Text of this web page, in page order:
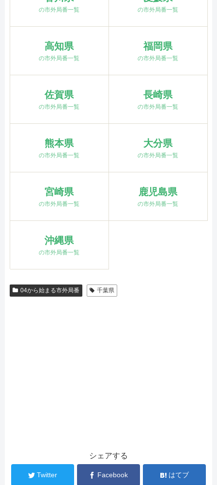
の市外局番一覧 の市外局番一覧
高知県
の市外局番一覧
福岡県
の市外局番一覧
佐賀県
の市外局番一覧
長崎県
の市外局番一覧
熊本県
の市外局番一覧
大分県
の市外局番一覧
宮崎県
の市外局番一覧
鹿児島県
の市外局番一覧
沖縄県
の市外局番一覧
04から始まる市外局番 千葉県
シェアする
Twitter Facebook はてブ